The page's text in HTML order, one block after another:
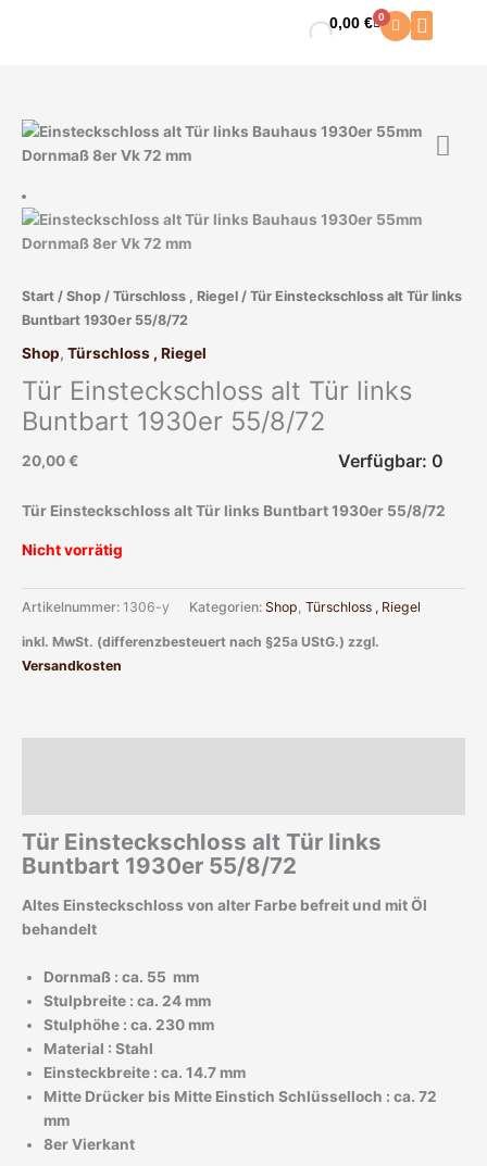
0,00€ 0
Warenkorb
Start / Shop / Türschloss , Riegel / Tür Einsteckschloss alt Tür links
Buntbart 1930er 55/8/72
Shop, Türschloss , Riegel
Tür Einsteckschloss alt Tür links
Buntbart 1930er 55/8/72
20,00€ Verfügbar: 0
Tür Einsteckschloss alt Tür links Buntbart 1930er 55/8/72
Nicht vorrätig
Artikelnummer: 1306-y Kategorien: Shop, Türschloss , Riegel
inkl. MwSt. (differenzbesteuert nach §25a UStG.) zzgl.
Versandkosten
Tür Einsteckschloss alt Tür links
Buntbart 1930er 55/8/72
Altes Einsteckschloss von alter Farbe befreit und mit Öl
behandelt
Dornmaß : ca. 55 mm
Stulpbreite : ca. 24 mm
Stulphöhe : ca. 230 mm
Material : Stahl
Einsteckbreite : ca. 14.7 mm
Mitte Drücker bis Mitte Einstich Schlüsselloch : ca. 72
mm
8er Vierkant